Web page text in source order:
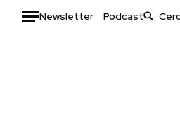
Newsletter Podcast